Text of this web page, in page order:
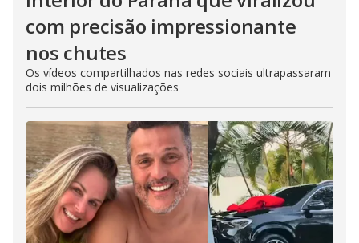
com precisão impressionante
nos chutes
Os vídeos compartilhados nas redes sociais ultrapassaram
dois milhões de visualizações